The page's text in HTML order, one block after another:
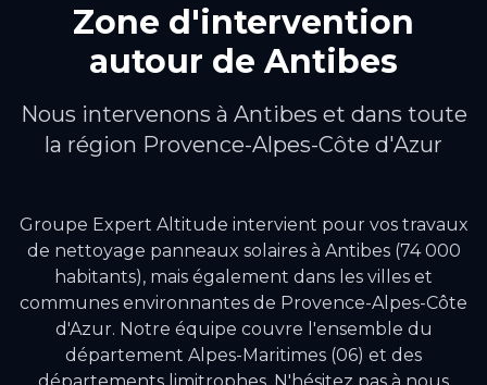
Zone d'intervention
autour de Antibes
Nous intervenons à Antibes et dans toute
la région Provence-Alpes-Côte d'Azur
Groupe Expert Altitude intervient pour vos travaux
de nettoyage panneaux solairesà Antibes(74 000
habitants), mais également dans les villes et
communes environnantes de Provence-Alpes-Côte
d'Azur. Notre équipe couvre l'ensemble du
département Alpes-Maritimes (06) et des